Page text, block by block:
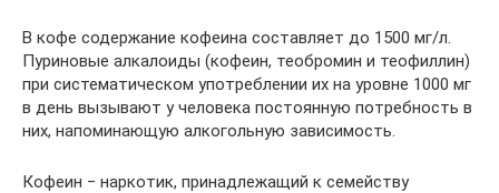
В кофе содержание кофеина составляет до 1500 мг/л.
Пуриновые алкалоиды (кофеин, теобромин и теофиллин)
при систематическом употреблении их на уровне 1000 мг
в день вызывают у человека постоянную потребность в
них, напоминающую алкогольную зависимость.
Кофеин ‒ наркотик, принадлежащий к семейству